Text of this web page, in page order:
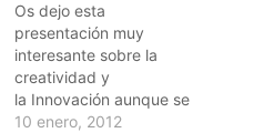
Os dejo esta
presentación muy
interesante sobre la
creatividad y
la Innovación aunque se
titula únicamente
10 enero, 2012